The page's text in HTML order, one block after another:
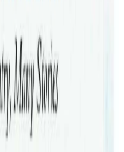
भएको छ। अष्ट्रेलियाका २५
तथा शैक्षिक संस्थाहरुको
हो ।
एन्ड्रियु पौडेलले नयाँ
मेलाले अष्ट्रेलिया जान
व्यक्त गर्नुभएको छ । निर्देशक
आवेदनदेखी भिसा